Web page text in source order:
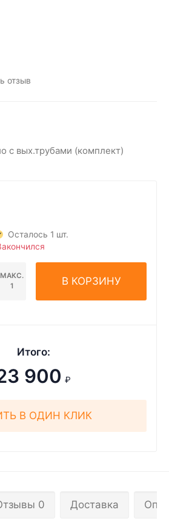
отзыв
с вых.трубами (комплект)
Осталось 1 шт.
МАКС.
1
В КОРЗИНУ
Итого:
900 ₽
В ОДИН КЛИК
0 Доставка